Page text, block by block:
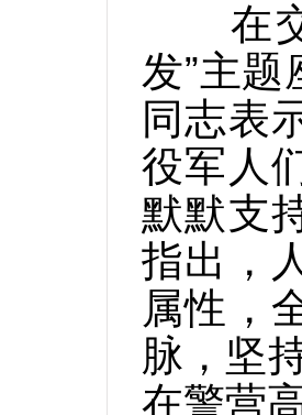
在
发”主
同志表
役军人
默默支
指出，
属性，
脉，坚
在警营